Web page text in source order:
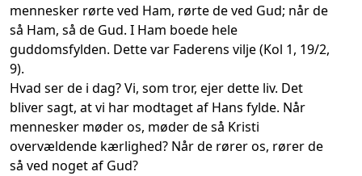
mennesker rørte ved Ham, rørte de ved Gud; når de
så Ham, så de Gud. I Ham boede hele
guddomsfylden. Dette var Faderens vilje (Kol 1, 19/2,
9).
Hvad ser de i dag? Vi, som tror, ejer dette liv. Det
bliver sagt, at vi har modtaget af Hans fylde. Når
mennesker møder os, møder de så Kristi
overvældende kærlighed? Når de rører os, rører de
så ved noget af Gud?